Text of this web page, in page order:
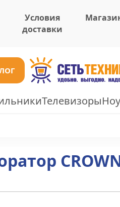
Условия
доставки
Телевизоры